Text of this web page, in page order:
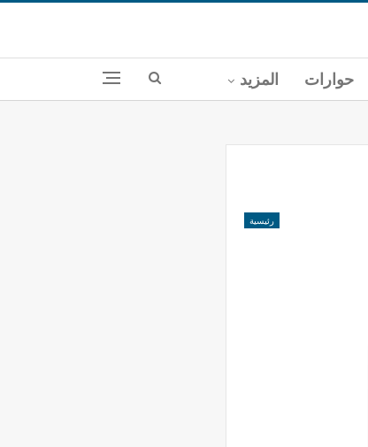
حوارات المزيد
رئيسية